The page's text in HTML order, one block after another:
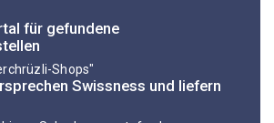
für gefundene
Shops"
Swissness und liefern